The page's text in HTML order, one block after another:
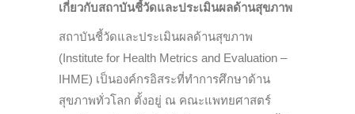
เกี่ยวกับสถาบันชี้วัดและประเมินผลด้านสุขภาพ
สถาบันชี้วัดและประเมินผลด้านสุขภาพ
(Institute for Health Metrics and Evaluation –
IHME) เป็นองค์กรอิสระที่ทำการศึกษาด้าน
สุขภาพทั่วโลก ตั้งอยู่ ณ คณะแพทยศาสตร์